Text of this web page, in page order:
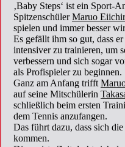
‚Baby Steps‘ ist ein Sport-
SpitzenschülerMaruo
spielen und immer besser
Es gefällt ihm so gut, dass
intensiver zu trainieren, um
verbessern und sich sogar
als Profispieler zu beginnen.
Ganz am Anfang trifft
auf seine Mitschülerin
schließlich beim ersten
dem Tennis anzufangen.
Das führt dazu, dass sich
kommen.